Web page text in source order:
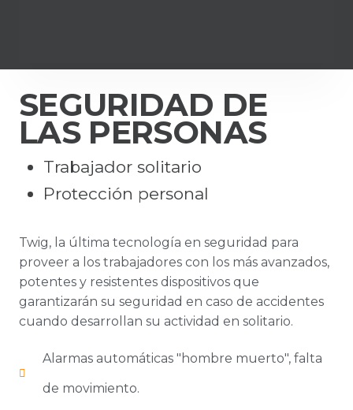
SEGURIDAD DE
LAS PERSONAS
Trabajador solitario
Protección personal
Twig, la última tecnología en seguridad para
proveer a los trabajadores con los más avanzados,
potentes y resistentes dispositivos que
garantizarán su seguridad en caso de accidentes
cuando desarrollan su actividad en solitario.
Alarmas automáticas "hombre muerto", falta
de movimiento.